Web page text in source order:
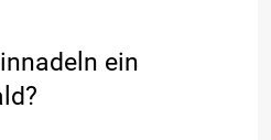
ein